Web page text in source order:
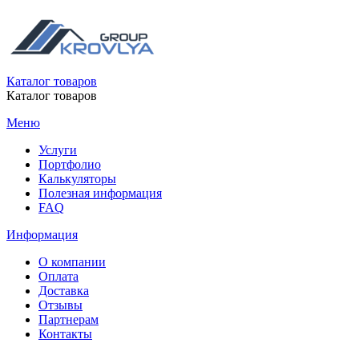
Каталог товаров
Каталог товаров
Меню
Услуги
Портфолио
Калькуляторы
Полезная информация
FAQ
Информация
О компании
Оплата
Доставка
Отзывы
Партнерам
Контакты